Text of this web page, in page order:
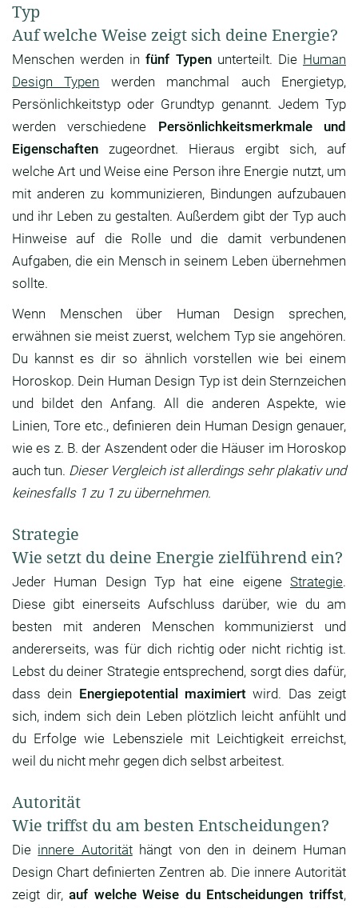
Typ
Auf welche Weise zeigt sich deine Energie?
Menschen werden infünf Typenunterteilt. Die Human
Design Typen werden manchmal auch Energietyp,
Persönlichkeitstyp oder Grundtyp genannt. Jedem Typ
werden verschiedene Persönlichkeitsmerkmale und
Eigenschaften zugeordnet. Hieraus ergibt sich, auf
welche Art und Weise eine Person ihre Energie nutzt, um
mit anderen zu kommunizieren, Bindungen aufzubauen
und ihr Leben zu gestalten. Außerdem gibt der Typ auch
Hinweise auf die Rolle und die damit verbundenen
Aufgaben, die ein Mensch in seinem Leben übernehmen
sollte.
Wenn Menschen über Human Design sprechen,
erwähnen sie meist zuerst, welchem Typ sie angehören.
Du kannst es dir so ähnlich vorstellen wie bei einem
Horoskop. Dein Human Design Typ ist dein Sternzeichen
und bildet den Anfang. All die anderen Aspekte, wie
Linien, Tore etc., definieren dein Human Design genauer,
wie es z. B. der Aszendent oder die Häuser im Horoskop
auch tun. Dieser Vergleich ist allerdings sehr plakativ und
keinesfalls 1 zu 1 zu übernehmen.
Strategie
Wie setzt du deine Energie zielführend ein?
Jeder Human Design Typ hat eine eigene Strategie.
Diese gibt einerseits Aufschluss darüber, wie du am
besten mit anderen Menschen kommunizierst und
andererseits, was für dich richtig oder nicht richtig ist.
Lebst du deiner Strategie entsprechend, sorgt dies dafür,
dass dein Energiepotential maximiert wird. Das zeigt
sich, indem sich dein Leben plötzlich leicht anfühlt und
du Erfolge wie Lebensziele mit Leichtigkeit erreichst,
weil du nicht mehr gegen dich selbst arbeitest.
Autorität
Wie triffst du am besten Entscheidungen?
Die innere Autoritäthängt von den in deinem Human
Design Chart definierten Zentren ab. Die innere Autorität
zeigt dir,auf welche Weise du Entscheidungen triffst,